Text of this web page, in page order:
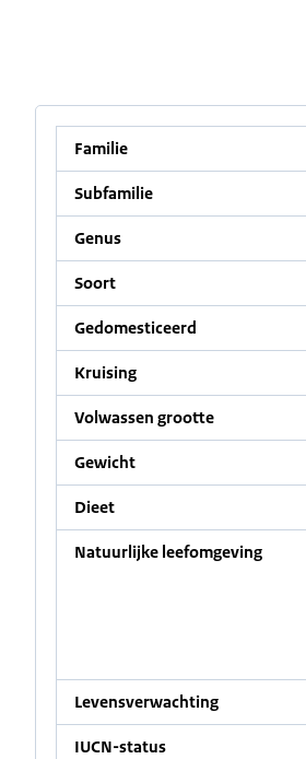
Familie
Subfamilie
Genus
Soort
Gedomesticeerd
Kruising
Volwassen grootte
Gewicht
Dieet
Natuurlijke leefomgeving
Levensverwachting
IUCN-status